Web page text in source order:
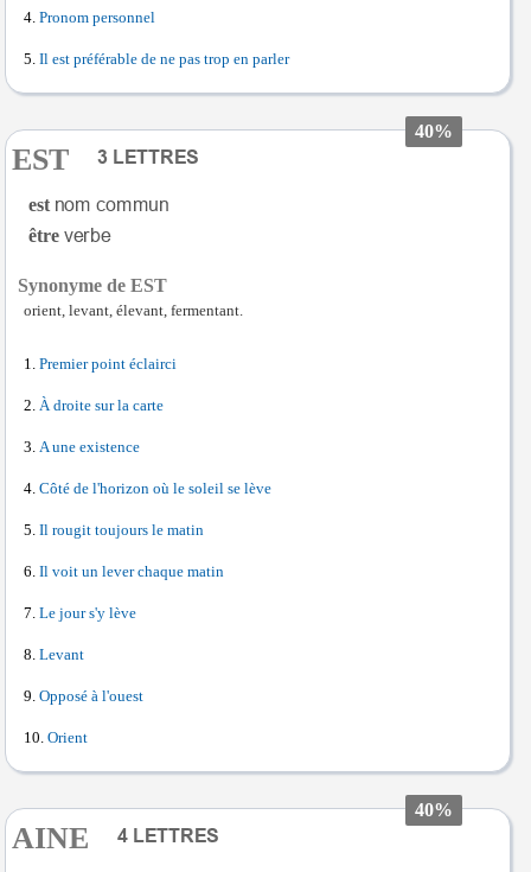
Pronom personnel
Il est préférable de ne pas trop en parler
40%
EST
est
être
Synonyme de EST
orient, levant, élevant, fermentant.
Premier point éclairci
À droite sur la carte
A une existence
Côté de l'horizon où le soleil se lève
Il rougit toujours le matin
Il voit un lever chaque matin
Le jour s'y lève
Levant
Opposé à l'ouest
Orient
40%
AINE